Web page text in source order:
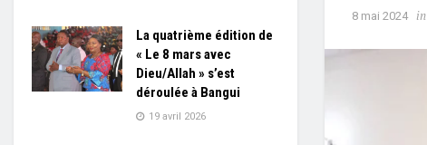
8 mai 2024 in
La quatrième édition de
« Le 8 mars avec
Dieu/Allah » s’est
déroulée à Bangui
19 avril 2026